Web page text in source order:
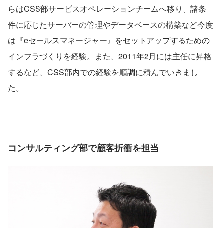
らはCSS部サービスオペレーションチームへ移り、諸条
件に応じたサーバーの管理やデータベースの構築など今度
は『eセールスマネージャー』をセットアップするための
インフラづくりを経験。また、2011年2月には主任に昇格
するなど、CSS部内での経験を順調に積んでいきまし
た。
コンサルティング部で顧客折衝を担当